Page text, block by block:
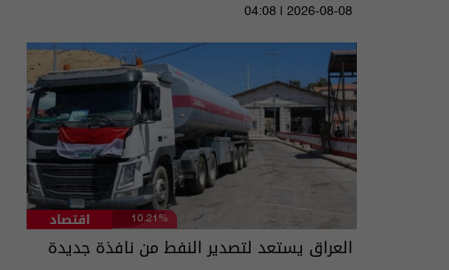
04:08 | 2026-08-08
اقتصاد 10.21%
العراق يستعد لتصدير النفط من نافذة جديدة